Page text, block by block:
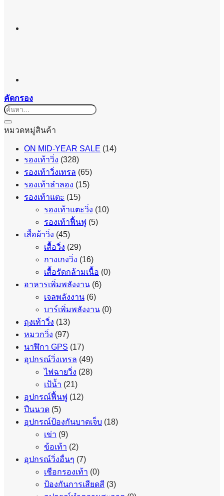
คัดกรอง
ค้นหา:
หมวดหมู่สินค้า
ON MID-YEAR SALE (14)
รองเท้าวิ่ง (328)
รองเท้าวิ่งเทรล (65)
รองเท้าลำลอง (15)
รองเท้าแตะ (15)
รองเท้าแตะวิ่ง (10)
รองเท้าฟื้นฟู (5)
เสื้อผ้าวิ่ง (45)
เสื้อวิ่ง (29)
กางเกงวิ่ง (16)
เสื้อรัดกล้ามเนื้อ (0)
อาหารเพิ่มพลังงาน (6)
เจลพลังงาน (6)
บาร์เพิ่มพลังงาน (0)
ถุงเท้าวิ่ง (13)
หมวกวิ่ง (97)
นาฬิกา GPS (17)
อุปกรณ์วิ่งเทรล (49)
ไฟฉายวิ่ง (28)
เป้น้ำ (21)
อุปกรณ์ฟื้นฟู (12)
ปืนนวด (5)
อุปกรณ์ป้องกันบาดเจ็บ (18)
เข่า (9)
ข้อเท้า (2)
อุปกรณ์วิ่งอื่นๆ (7)
เชือกรองเท้า (0)
ป้องกันการเสียดสี (3)